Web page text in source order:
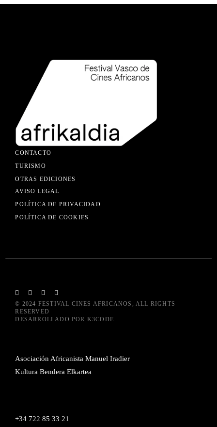
CONTACTO
TURISMO
OTRAS EDICIONES
AVISO LEGAL
POLÍTICA DE PRIVACIDAD
POLÍTICA DE COOKIES
© 2024 FESTIVAL CINES AFRICANOS , ALL RIGHTS
RESERVED
DESARROLLADO POR K3CODE
Asociación Africanista Manuel Iradier
Kultura Bendera Elkartea
+34 722 85 33 21